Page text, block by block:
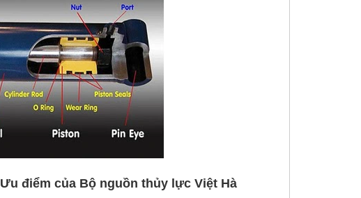
Ưu điểm của Bộ nguồn thủy lực Việt Hà